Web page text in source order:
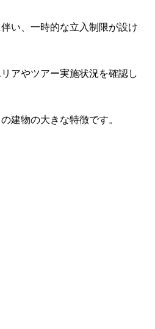
い、一時的な立入制限が設け
アやツアー実施状況を確認し
建物の大きな特徴です。